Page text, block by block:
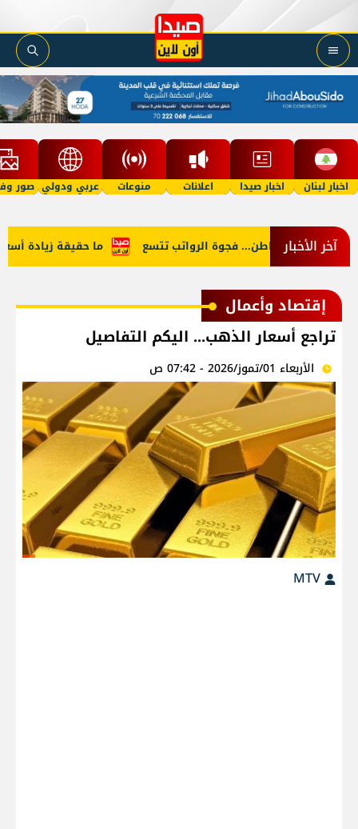
اخبار لبنان اخبار صيدا اعلانات منوعات عربي ودولي صور
آخر الأخبار ما حقيقة زيادة أسعار النائب والمواطن... فجوة الرواتب تتسع
إقتصاد وأعمال
تراجع أسعار الذهب... اليكم التفاصيل
الأربعاء 01/تموز/2026 - 07:42 ص